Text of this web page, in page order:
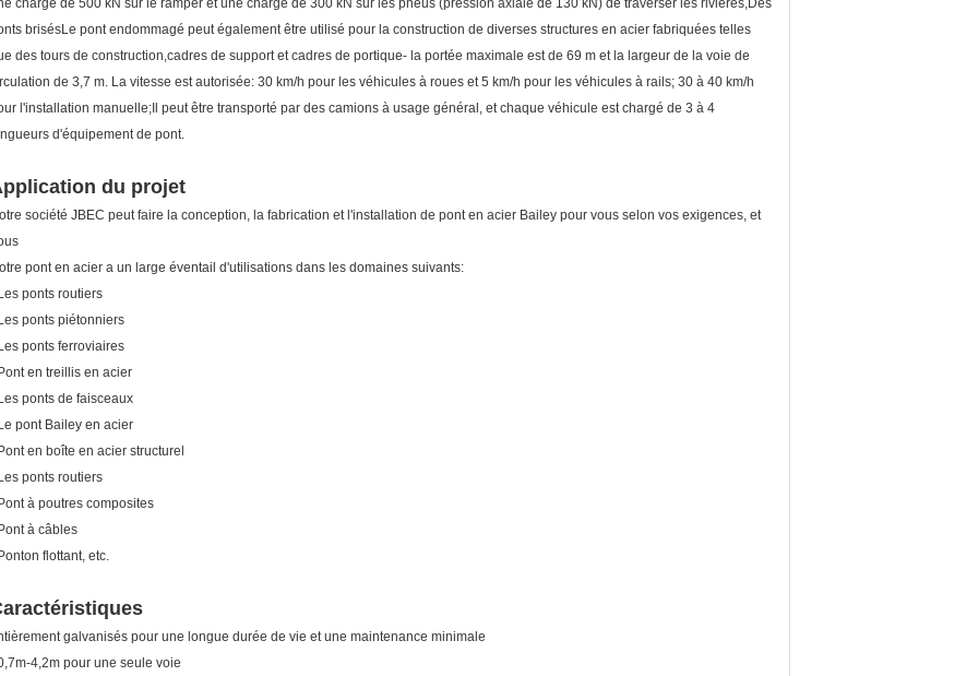
charge de 500 kN sur le ramper et une charge de 300 kN sur les pneus (pression axiale de 130 kN) de traverser les rivières,Des
brisésLe pont endommagé peut également être utilisé pour la construction de diverses structures en acier fabriquées telles
des tours de construction,cadres de support et cadres de portique- la portée maximale est de 69 m et la largeur de la voie de
de 3,7 m. La vitesse est autorisée: 30 km/h pour les véhicules à roues et 5 km/h pour les véhicules à rails; 30 à 40 km/h
l'installation manuelle;Il peut être transporté par des camions à usage général, et chaque véhicule est chargé de 3 à 4
d'équipement de pont.
du projet
société JBEC peut faire la conception, la fabrication et l'installation de pont en acier Bailey pour vous selon vos exigences, et
pont en acier a un large éventail d'utilisations dans les domaines suivants:
ponts routiers
ponts piétonniers
ponts ferroviaires
en treillis en acier
ponts de faisceaux
pont Bailey en acier
en boîte en acier structurel
ponts routiers
à poutres composites
à câbles
flottant, etc.
galvanisés pour une longue durée de vie et une maintenance minimale
4,2m pour une seule voie